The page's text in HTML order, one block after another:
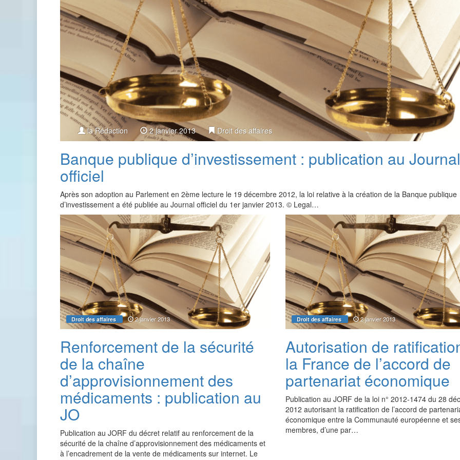
la Rédaction 2 janvier 2013 Droit des affaires
Banque publique d’investissement : publication au Journal
officiel
Après son adoption au Parlement en 2ème lecture le 19 décembre 2012, la loi relative à la création de la Banque publique
d’investissement a été publiée au Journal officiel du 1er janvier 2013. © Legal…
Droit des affaires 2 janvier 2013
Renforcement de la sécurité
de la chaîne
d’approvisionnement des
médicaments : publication au
JO
Publication au JORF du décret relatif au renforcement de la
sécurité de la chaîne d’approvisionnement des médicaments et
à l’encadrement de la vente de médicaments sur internet. Le
Droit des affaires 2 janvier 2013
Autorisation de
la France de l’accord de
partenariat économique
Publication au JORF de la loi n° 2012-1474 du 28
2012 autorisant la ratification de l’accord de
économique entre la Communauté européenne et
membres, d’une par…